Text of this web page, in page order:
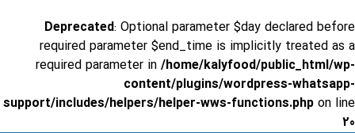
Deprecated: Optional parameter $day declared before
required parameter $end_time is implicitly treated as a
required parameter in /home/kalyfood/public_html/wp-
content/plugins/wordpress-whatsapp-
support/includes/helpers/helper-wws-functions.php on line
20